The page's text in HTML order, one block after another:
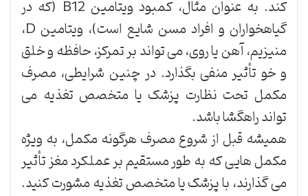
کند. به عنوان مثال، کمبود ویتامین B12 (که در
گیاهخواران و افراد مسن شایع است)، ویتامین D،
منیزیم، آهن یا روی، می تواند بر تمرکز، حافظه و خلق
و خو تأثیر منفی بگذارد. در چنین شرایطی، مصرف
مکمل تحت نظارت پزشک یا متخصص تغذیه می
تواند راهگشا باشد.
همیشه قبل از شروع مصرف هرگونه مکمل، به ویژه
مکمل هایی که به طور مستقیم بر عملکرد مغز تأثیر
می گذارند، با پزشک یا متخصص تغذیه مشورت کنید.